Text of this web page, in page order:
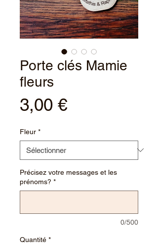
Porte clés Mamie
fleurs
3,00 €Prix
Fleur *
Précisez votre messages et les
prénoms? *
0/500
Quantité *